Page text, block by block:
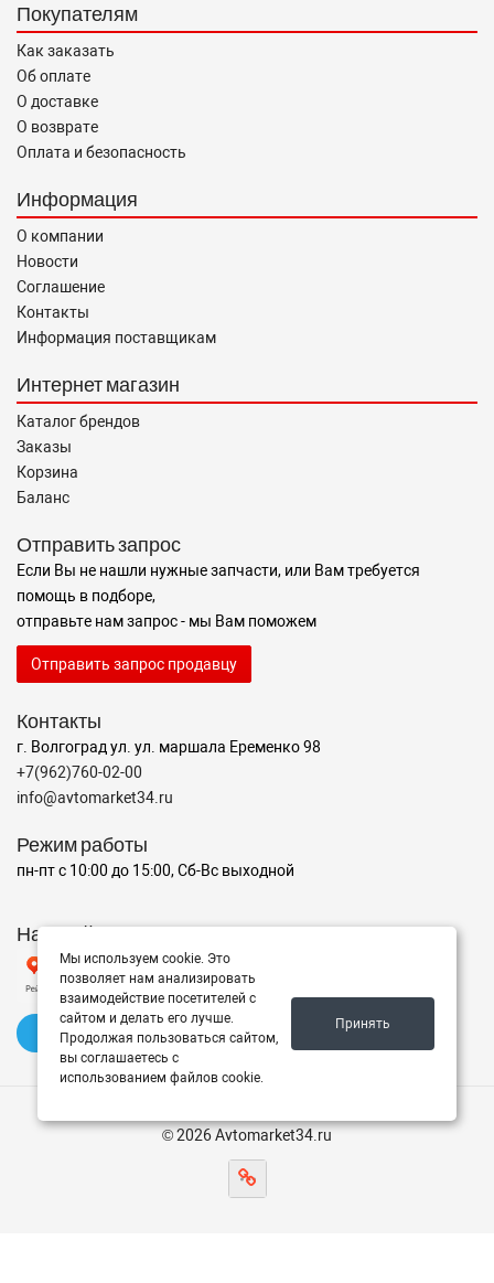
Покупателям
Как заказать
Об оплате
О доставке
О возврате
Оплата и безопасность
Информация
О компании
Новости
Соглашение
Контакты
Информация поставщикам
Интернет магазин
Каталог брендов
Заказы
Корзина
Баланс
Отправить запрос
Если Вы не нашли нужные запчасти, или Вам требуется
помощь в подборе,
отправьте нам запрос - мы Вам поможем
Отправить запрос продавцу
Контакты
г. Волгоград ул. ул. маршала Еременко 98
+7(962)760-02-00
info@avtomarket34.ru
Режим работы
пн-пт с 10:00 до 15:00, Сб-Вс выходной
Наш рейтинг на Яндексе
✍️ Оставить отзыв
© 2026 Avtomarket34.ru
Мы используем cookie. Это
позволяет нам анализировать
взаимодействие посетителей с
сайтом и делать его лучше.
Продолжая пользоваться сайтом,
вы соглашаетесь с
использованием файлов cookie.
Принять